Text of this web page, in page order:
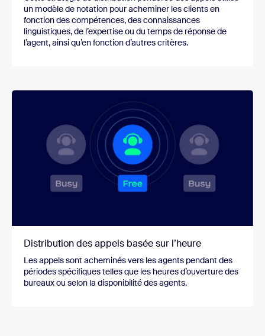
un modèle de notation pour acheminer les clients en
fonction des compétences, des connaissances
linguistiques, de l’expertise ou du temps de réponse de
l’agent, ainsi qu’en fonction d’autres critères.
Distribution des appels basée sur l’heure
Les appels sont acheminés vers les agents pendant des
périodes spécifiques telles que les heures d’ouverture des
bureaux ou selon la disponibilité des agents.